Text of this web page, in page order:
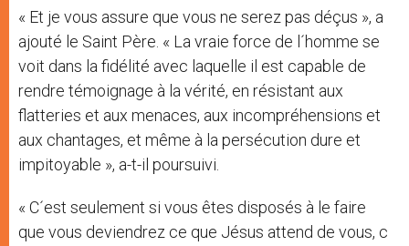
« Et je vous assure que vous ne serez pas déçus », a
ajouté le Saint Père. « La vraie force de l´homme se
voit dans la fidélité avec laquelle il est capable de
rendre témoignage à la vérité, en résistant aux
flatteries et aux menaces, aux incompréhensions et
aux chantages, et même à la persécution dure et
impitoyable », a-t-il poursuivi.
« C´est seulement si vous êtes disposés à le faire
que vous deviendrez ce que Jésus attend de vous, c